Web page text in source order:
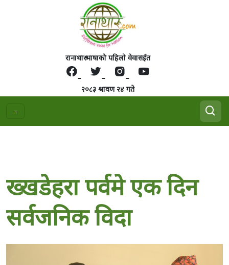
रानाथारु भाषाको पहिलो वेवासईत
२०८३ श्रावण २४ गते
ख्खडेहरा पर्वमे एक दिन
सर्वजनिक विदा